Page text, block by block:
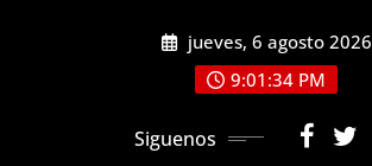
jueves, 6 agosto 2026
9:01:35 PM
Siguenos